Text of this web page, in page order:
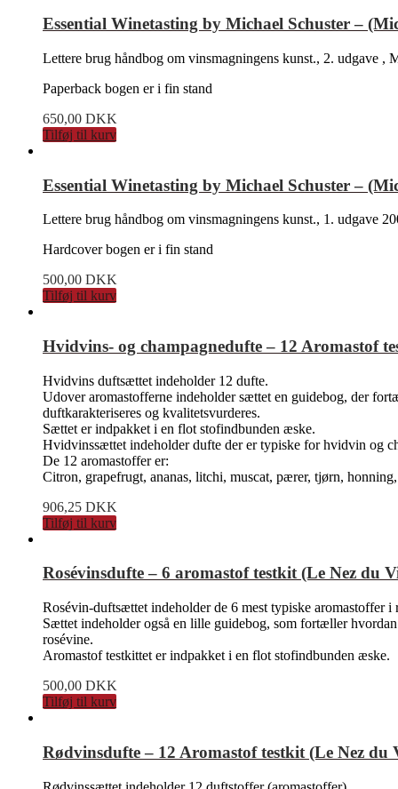
Essential Winetasting by Michael Schuster –
Lettere brug håndbog om vinsmagningens kunst., 2. udgave ,
Paperback bogen er i fin stand
650,00 DKK
Tilføj til kurv
Essential Winetasting by Michael Schuster –
Lettere brug håndbog om vinsmagningens kunst., 1. udgave
Hardcover bogen er i fin stand
500,00 DKK
Tilføj til kurv
Hvidvins- og champagnedufte – 12 Aromastof
Hvidvins duftsættet indeholder 12 dufte.
Udover aromastofferne indeholder sættet en guidebog, der
duftkarakteriseres og kvalitetsvurderes.
Sættet er indpakket i en flot stofindbunden æske.
Hvidvinssættet indeholder dufte der er typiske for hvidvin og
De 12 aromastoffer er:
Citron, grapefrugt, ananas, litchi, muscat, pærer, tjørn,
906,25 DKK
Tilføj til kurv
Rosévinsdufte – 6 aromastof testkit (Le Nez du
Rosévin-duftsættet indeholder de 6 mest typiske aromastoffer i
Sættet indeholder også en lille guidebog, som fortæller
rosévine.
Aromastof testkittet er indpakket i en flot stofindbunden æske.
500,00 DKK
Tilføj til kurv
Rødvinsdufte – 12 Aromastof testkit (Le Nez du